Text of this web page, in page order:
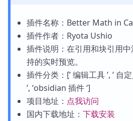
插件名称：Better Math in
插件作者：Ryota Ushio
插件说明：在引用和块引用
持的实时预览。
插件分类：[’ 编辑工具 ’, ’ 自
’, ‘obsidian 插件 ‘]
项目地址： 点我访问
国内下载地址： 下载安装